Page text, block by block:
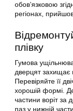
обов’язковою
регіонах,
плівку
Гумова
дверцят захищає
Перевіряйте її
хорошій формі.
частини воріт за
паз у нижній